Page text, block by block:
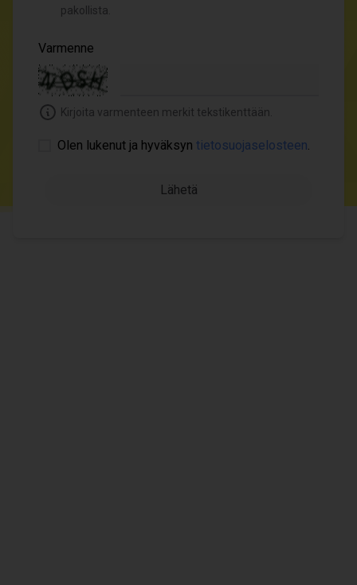
pakollista.
Varmenne
Kirjoita varmenteen merkit tekstikenttään.
Olen lukenut ja hyväksyn tietosuojaselosteen